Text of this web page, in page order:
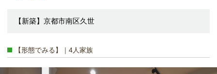
【新築】京都市南区久世
【形態でみる】｜4人家族